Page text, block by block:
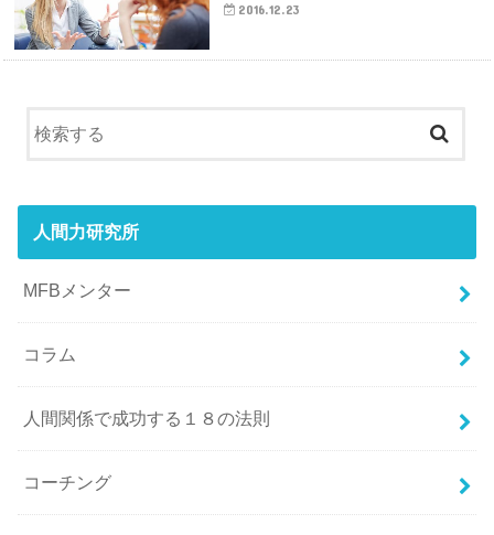
2016.12.23
人間力研究所
MFBメンター
コラム
人間関係で成功する１８の法則
コーチング